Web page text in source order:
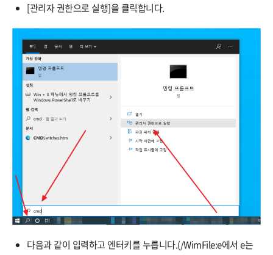
[관리자 권한으로 실행]을 클릭합니다.
다음과 같이 입력하고 엔터키를 누릅니다.(/WimFile:e에서 e는